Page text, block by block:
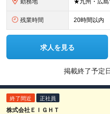
勤務地
残業時間 20時間以内
求人を見る
掲載終了予定
終了間近 正社員
株式会社ＥＩＧＨＴ